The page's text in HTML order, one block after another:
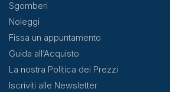
Sgomberi
Noleggi
Fissa un appuntamento
Guida all’Acquisto
La nostra Politica dei Prezzi
Iscriviti alle Newsletter